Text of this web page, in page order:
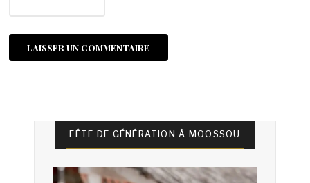
FÊTE DE GÉNÉRATION À MOOSSOU